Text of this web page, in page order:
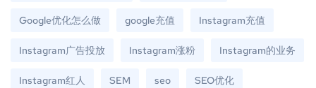
Google优化怎么做 google充值 Instagram充值
Instagram广告投放 Instagram涨粉 Instagram的业务
Instagram红人 SEM seo SEO优化